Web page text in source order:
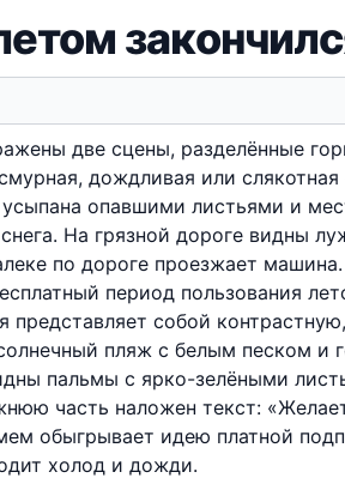
две сцены, разделённые
дождливая или
усыпана опавшими листьями и
На грязной дороге видны
по дороге проезжает
период пользования
представляет собой
пляж с белым песком и
пальмы с ярко-зелёными
часть наложен текст:
обыгрывает идею платной
холод и дожди.